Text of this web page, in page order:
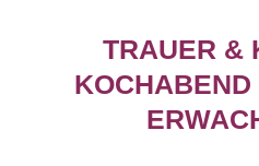
TRAUER &
OCHABEND